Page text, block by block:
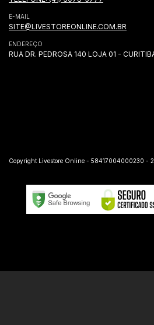
E-MAIL
SITE@LIVESTOREONLINE.COM.BR
ENDEREÇO
RUA DR. PEDROSA 140 LOJA 01 -
Copyright Livestore Online - 58417004000230 -